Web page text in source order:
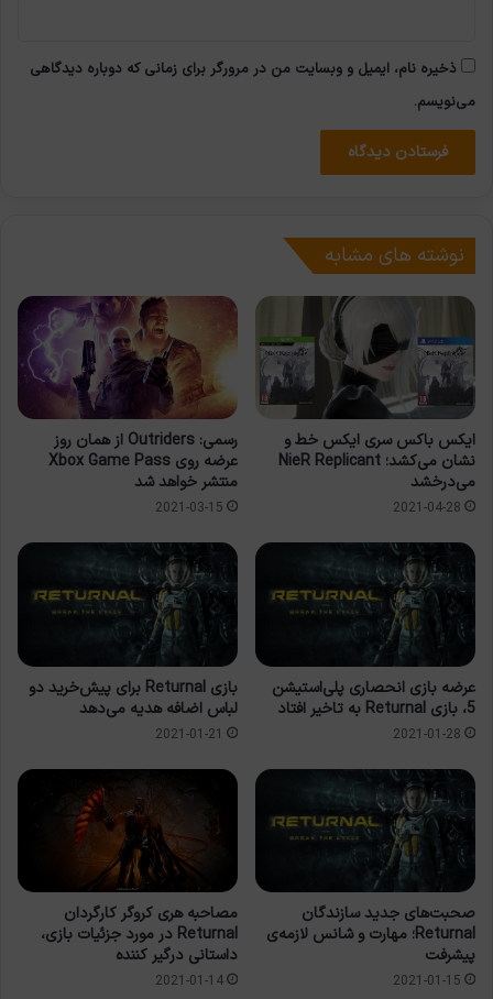
ذخیره نام، ایمیل و وبسایت من در مرورگر برای زمانی که دوباره دیدگاهی
می‌نویسم.
نوشته های مشابه
ایکس باکس سری ایکس خط و
نشان می‌کشد؛ NieR Replicant
می‌درخشد
2021-04-28
رسمی: Outriders از همان روز
عرضه روی Xbox Game Pass
منتشر خواهد شد
2021-03-15
عرضه بازی انحصاری پلی‌استیشن
5، بازی Returnal به تاخیر افتاد
2021-01-28
بازی Returnal برای پیش‌خرید دو
لباس اضافه هدیه می‌دهد
2021-01-21
صحبت‌های جدید سازندگان
Returnal؛ مهارت و شانس لازمه‌ی
پیشرفت
2021-01-15
مصاحبه هری کروگر کارگردان
Returnal در مورد جزئیات بازی،
داستانی درگیر کننده
2021-01-14